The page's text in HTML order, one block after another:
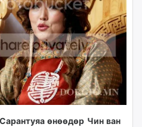
өнөөдөр Чин ван